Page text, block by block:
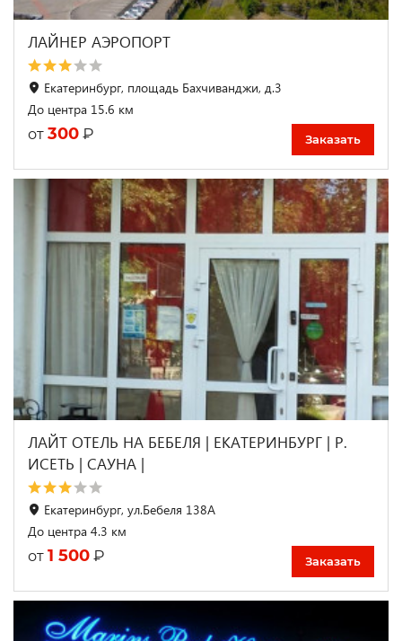
ЛАЙНЕР АЭРОПОРТ
Екатеринбург, площадь Бахчиванджи, д.3
До центра 15.6 км
от 300 ₽ Заказать
ЛАЙТ ОТЕЛЬ НА БЕБЕЛЯ | ЕКАТЕРИНБУРГ | Р.
ИСЕТЬ | САУНА |
Екатеринбург, ул.Бебеля 138А
До центра 4.3 км
от 1 500 ₽ Заказать